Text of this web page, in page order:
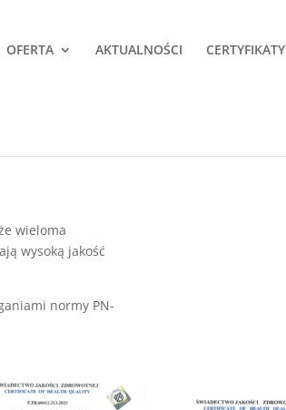
OFERTA AKTUALNOŚCI CERTYFIKATY
wieloma
wysoką jakość
normy PN-